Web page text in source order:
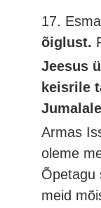
17.
õiglust.
Jeesus
keisrile
Armas
oleme
Õpetagu
meid